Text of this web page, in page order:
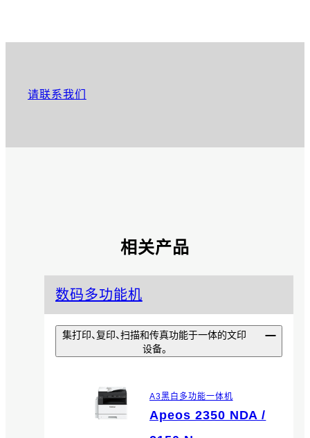
请联系我们
相关产品
数码多功能机
集打印、复印、扫描和传真功能于一体的文印
设备。
A3黑白多功能一体机
Apeos 2350 NDA /